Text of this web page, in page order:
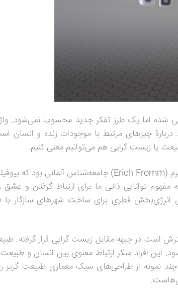
شده اما یک طرز تفکر جدید محسوب نمی‌شود.
چیزهای مرتبط با موجودات زنده و انسان
یا زیست گرایی هم می‌توانیم معنی کنیم.
Erich Fromm) جامعه‌شناس آلمانی بود که
توانایی ذاتی ما برای ارتباط گرفتن و عشق
فطری برای ساخت شهرهای سازگار با
است در جبهه مقابل زیست گرایی قرار گرفته.
این افراد منکر ارتباط معنوی بین انسان و
نمونه از طراحی‌های سبک معماری طبیعت گریز